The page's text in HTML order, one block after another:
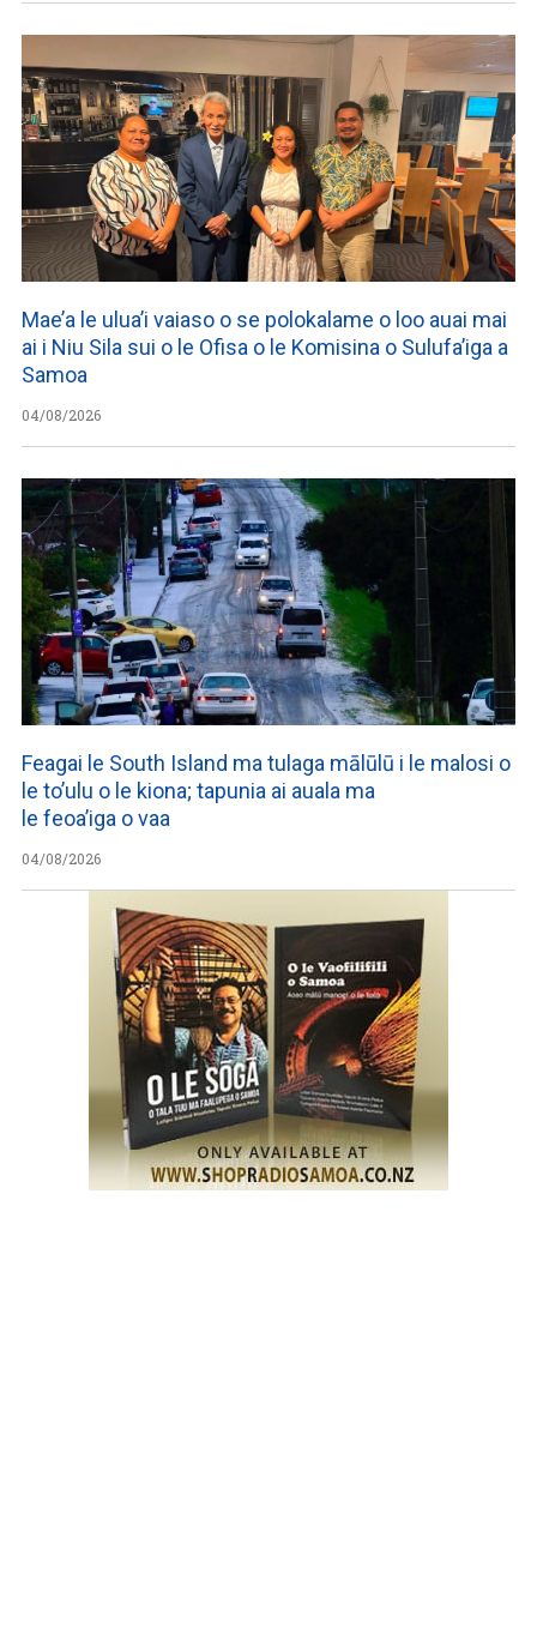
Mae’a le ulua’i vaiaso o se polokalame o loo auai mai
ai i Niu Sila sui o le Ofisa o le Komisina o Sulufa’iga a
Samoa
04/08/2026
Feagai le South Island ma tulaga mālūlū i le malosi o
le to’ulu o le kiona; tapunia ai auala ma
le feoa’iga o vaa
04/08/2026